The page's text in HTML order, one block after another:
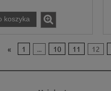
koszyka
« 1 ... 10 11 12